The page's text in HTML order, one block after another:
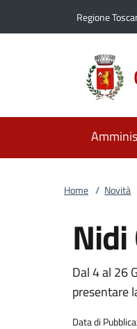
Regione
Home / Novità
Dal 4 al 26
presentare
Data di